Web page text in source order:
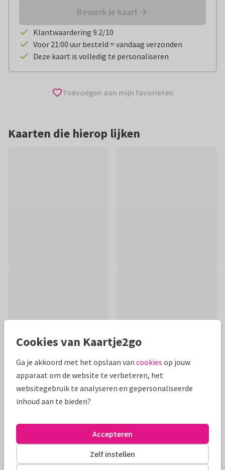
Bewerk je kaart
Klantwaardering 9.2/10
Voor 21:00 uur besteld = vandaag verzonden
Deze kaart is volledig te personaliseren
Toevoegen aan mijn favorieten
Kaarten die hierop lijken
Productinformatie
Christelijke condoleance kaart voor het overlijden of
stilgeboorte van een jongen. Bemoedig de ouders met dit
regenboog kaartje met bijbeltekst.
Cookies van Kaartje2go
Ga je akkoord met het opslaan van cookies op jouw
apparaat om de website te verbeteren, het
websitegebruik te analyseren en gepersonaliseerde
inhoud aan te bieden?
Zelf instellen
Accepteren